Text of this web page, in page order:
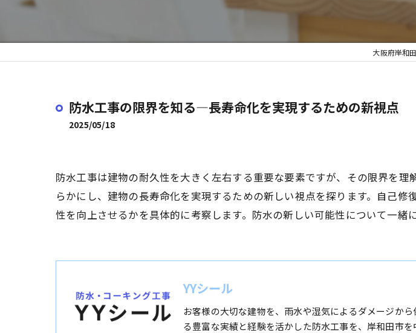
大阪府岸和
防水工事の限界を知る—長寿命化を実現するための新視点
2025/05/18
防水工事は建物の耐久性を大きく左右する重要な要素ですが、その限界を
らかにし、建物の長寿命化を実現するための新しい視点を探ります。自己
性を向上させるかを具体的に考察します。防水の新しい可能性について一緒
YYシール
お客様の大切な建物を、雨水や湿気によるダメージか
る豊富な実績と経験を活かした防水工事を、岸和田市を